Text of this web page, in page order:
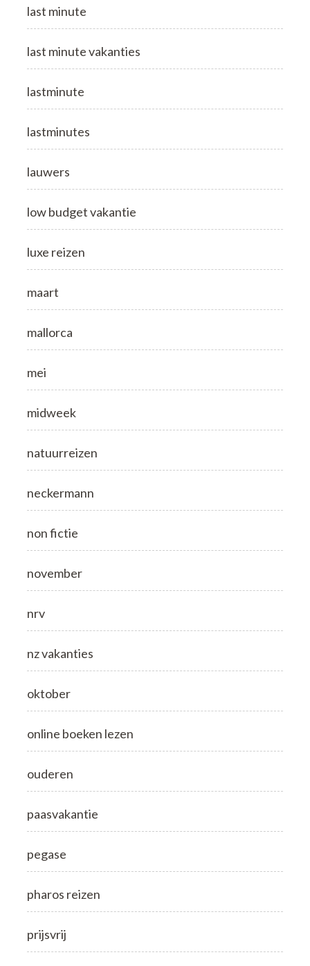
last minute
last minute vakanties
lastminute
lastminutes
lauwers
low budget vakantie
luxe reizen
maart
mallorca
mei
midweek
natuurreizen
neckermann
non fictie
november
nrv
nz vakanties
oktober
online boeken lezen
ouderen
paasvakantie
pegase
pharos reizen
prijsvrij